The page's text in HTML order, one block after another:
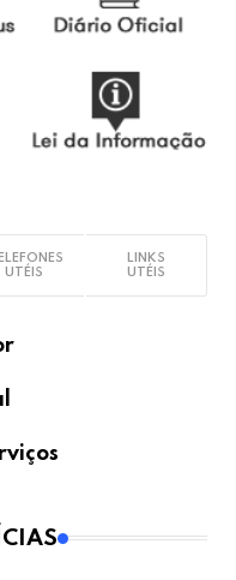
UTÉIS
LINKS
UTÉIS